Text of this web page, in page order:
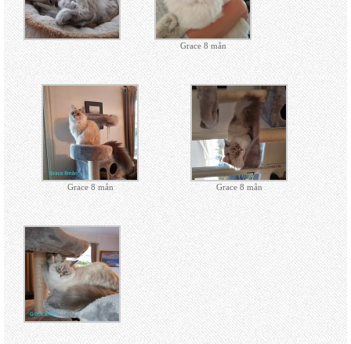
Grace 8 mån
Grace 8 mån Grace 8 mån